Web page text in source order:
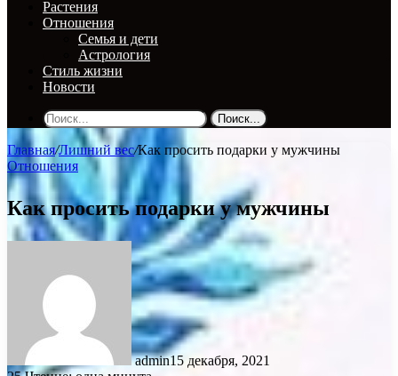
Растения
Отношения
Семья и дети
Астрология
Стиль жизни
Новости
Поиск...
Главная/Лишний вес/Как просить подарки у мужчины
Отношения
Как просить подарки у мужчины
admin15 декабря, 2021